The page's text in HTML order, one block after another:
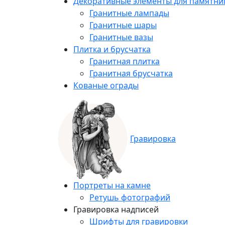
Гранитные лампады
Гранитные шары
Гранитные вазы
Плитка и брусчатка
Гранитная плитка
Гранитная брусчатка
Кованые ограды
Гравировка
Портреты на камне
Ретушь фотографий
Гравировка надписей
Шрифты для гравировки